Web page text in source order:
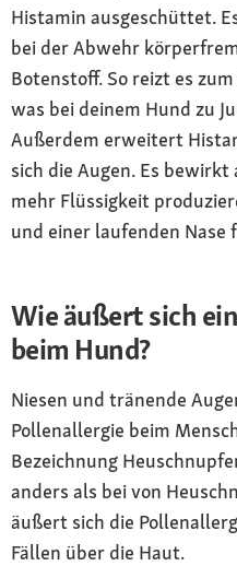
Histamin ausgeschüttet.
bei der Abwehr
Botenstoff. So reizt es
was bei deinem Hund zu
Außerdem erweitert
sich die Augen. Es
mehr Flüssigkeit
und einer laufenden Nase
Wie äußert sich
beim Hund?
Niesen und tränende
Pollenallergie beim
Bezeichnung
anders als bei von
äußert sich die
Fällen über die Haut.